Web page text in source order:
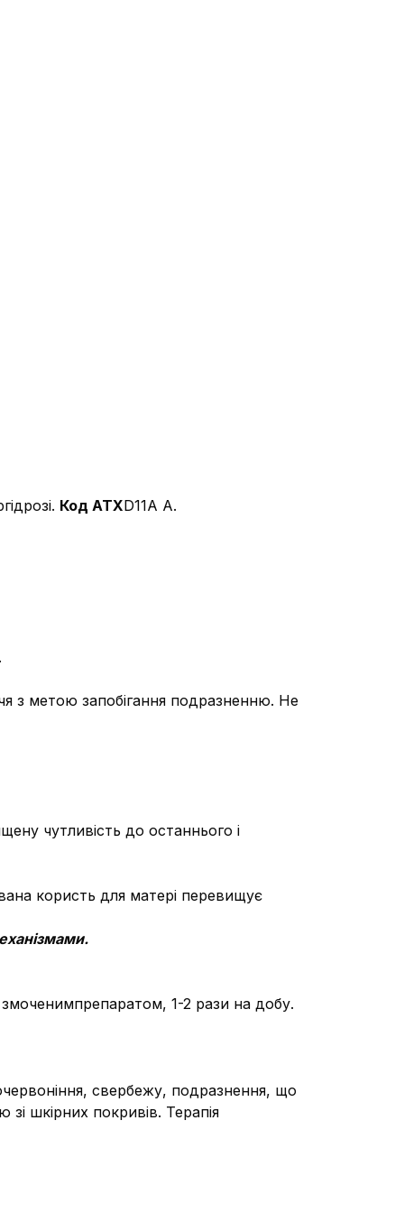
Код АТХD11А А.
з метою запобігання подразненню. Не
чутливість до останнього і
користь для матері перевищує
1-2 рази на добу.
свербежу, подразнення, що
шкірних покривів. Терапія